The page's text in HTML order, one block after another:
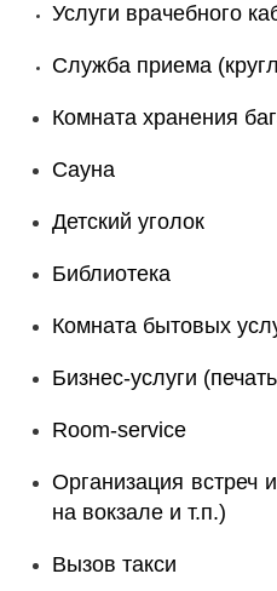
Услуги врачебного
Служба приема
Комната хранения
Сауна
Детский уголок
Библиотека
Комната бытовых
Бизнес-услуги
Room-service
Организация встреч
на вокзале и т.п.)
Вызов такси